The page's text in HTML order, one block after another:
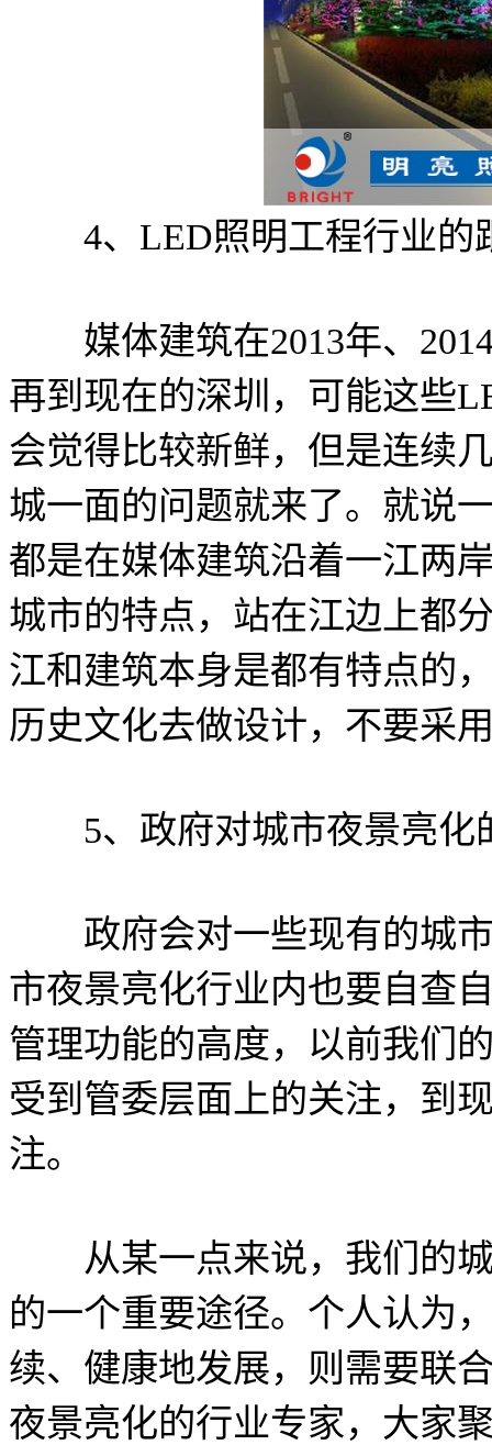
4、LED照明工程行业的
媒体建筑在2013年、2014
再到现在的深圳，可能这些
会觉得比较新鲜，但是连续
城一面的问题就来了。就说
都是在媒体建筑沿着一江两
城市的特点，站在江边上都
江和建筑本身是都有特点的
历史文化去做设计，不要采
5、政府对城市夜景亮化
政府会对一些现有的城市
市夜景亮化行业内也要自查
管理功能的高度，以前我们
受到管委层面上的关注，到
注。
从某一点来说，我们的城
的一个重要途径。个人认为
续、健康地发展，则需要联
夜景亮化的行业专家，大家